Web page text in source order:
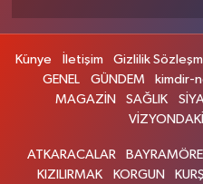
Künye İletişim Gizlilik
GENEL
GÜNDEM kimdir-
MAGAZİN
SAĞLIK
ATKARACALAR
KIZILIRMAK
KORGUN